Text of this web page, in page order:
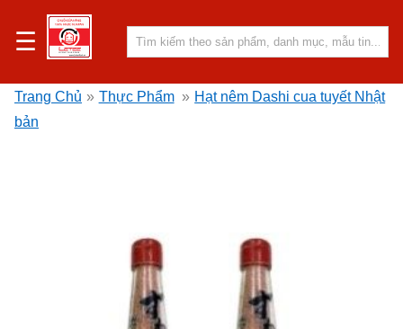
☰
Trang Chủ » Thực Phẩm » Hạt nêm Dashi cua tuyết Nhật
bản